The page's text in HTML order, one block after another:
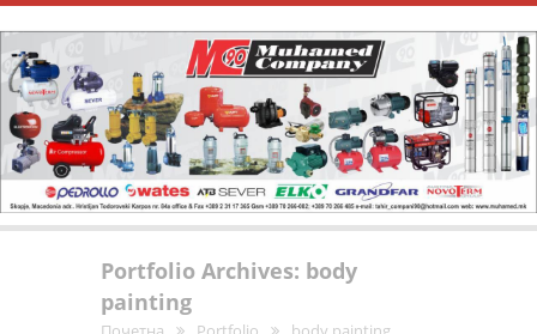
Portfolio Archives: body
painting